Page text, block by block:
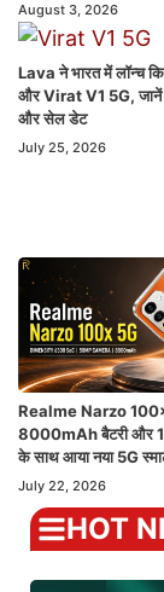
August 3, 2026
Lava ने भारत में लॉन्च
और Virat V1 5G, जानें
और सेल डेट
July 25, 2026
Realme Narzo
8000mAh बैटरी और
के साथ आया नया 5G
July 22, 2026
HOT